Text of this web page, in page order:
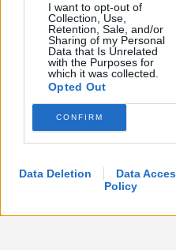
I want to opt-out of
Collection, Use,
Retention, Sale, and/or
Sharing of my Personal
Data that Is Unrelated
with the Purposes for
which it was collected.
Opted Out
CONFIRM
Data Deletion Data
Policy